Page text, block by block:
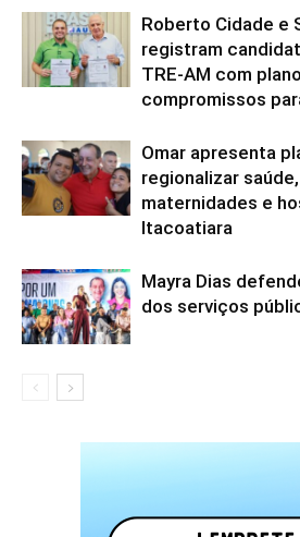
Roberto Cidade e
registram
TRE-AM com
compromissos
Omar apresenta
regionalizar
maternidades e
Itacoatiara
Mayra Dias
dos serviços